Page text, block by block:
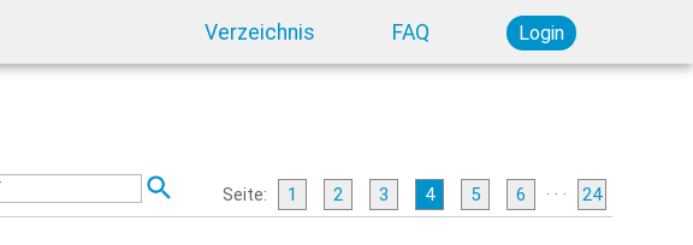
Verzeichnis FAQ Login
Seite: 1 2 3 4 5 6 · · · 24